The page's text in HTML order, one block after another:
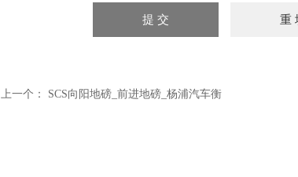
上一个： SCS向阳地磅_前进地磅_杨浦汽车衡